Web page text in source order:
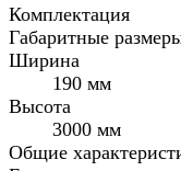
Комплектация
Габаритные
Ширина
190 мм
Высота
3000 мм
Общие